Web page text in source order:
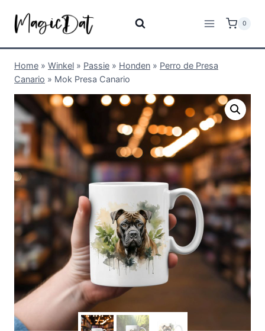
0
Home » Winkel » Passie » Honden » Perro de Presa
Canario » Mok Presa Canario